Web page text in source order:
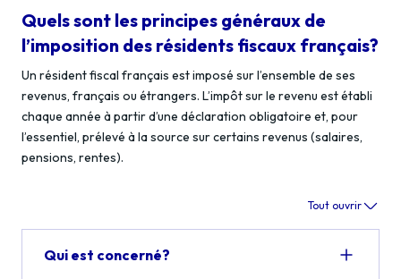
Quels sont les principes généraux de
l’imposition des résidents fiscaux français?
Un résident fiscal français est imposé sur l’ensemble de ses
revenus, français ou étrangers. L’impôt sur le revenu est établi
chaque année à partir d’une déclaration obligatoire et, pour
l’essentiel, prélevé à la source sur certains revenus (salaires,
pensions, rentes).
Tout ouvrir
Qui est concerné?